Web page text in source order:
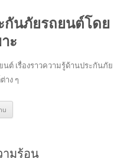
กันภัยรถยนต์โดย
ะ
ต์ เรื่องราวความรู้ด้านประกันภัย
าง ๆ
มร้อน